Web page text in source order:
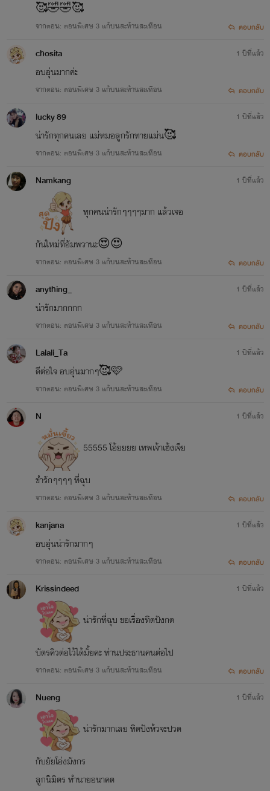
🥰🤣🤣🥰
จากตอน: ตอนพิเศษ 3 แก้บนสะท้านสะเทือน ตอบกลับ
chosita
อบอุ่นมากค่ะ
จากตอน: ตอนพิเศษ 3 แก้บนสะท้านสะเทือน
1 ปีที่แล้ว
ตอบกลับ
lucky 89
น่ารักทุกคนเลย แม่หมอลูกรักทายแม่น🥰
จากตอน: ตอนพิเศษ 3 แก้บนสะท้านสะเทือน
1 ปีที่แล้ว
ตอบกลับ
Namkang
ทุกคนน่ารักๆๆๆๆมาก แล้วเจอ
กันใหม่ที่อัมพวานะ😍😍
จากตอน: ตอนพิเศษ 3 แก้บนสะท้านสะเทือน
1 ปีที่แล้ว
ตอบกลับ
anything_
น่ารักมากกกก
จากตอน: ตอนพิเศษ 3 แก้บนสะท้านสะเทือน
1 ปีที่แล้ว
ตอบกลับ
Lalali_Ta
ดีต่อใจ อบอุ่นมากๆ🥰🩷
จากตอน: ตอนพิเศษ 3 แก้บนสะท้านสะเทือน
1 ปีที่แล้ว
ตอบกลับ
N
55555 โอ้ยยยย เทพเจ้าเฮ้งเจีย
ขำรักๆๆๆๆ ที่ฉุบ
จากตอน: ตอนพิเศษ 3 แก้บนสะท้านสะเทือน
1 ปีที่แล้ว
ตอบกลับ
kanjana
อบอุ่นน่ารักมากๆ
จากตอน: ตอนพิเศษ 3 แก้บนสะท้านสะเทือน
1 ปีที่แล้ว
ตอบกลับ
Krissindeed
น่ารักที่ฉุบ ขอเรื่องทิดปังกด
บัตรคิวต่อไว้ได้มั้ยคะ ท่านประธานคนต่อไป
จากตอน: ตอนพิเศษ 3 แก้บนสะท้านสะเทือน
1 ปีที่แล้ว
ตอบกลับ
Nueng
น่ารักมากเลย ทิดปังห้วจะปวด
กับยัยโอ่งมังกร
ลูกนิมิตร ทำนายอนาคต
1 ปีที่แล้ว